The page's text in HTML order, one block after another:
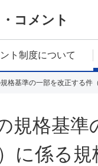
コメント
ト制度について
規格基準の一部を改正する
規格基
に係る